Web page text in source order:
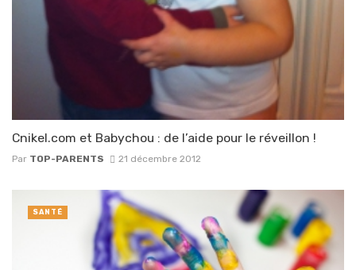
Cnikel.com et Babychou : de l’aide pour le réveillon !
Par TOP-PARENTS 21 décembre 2012
SANTÉ